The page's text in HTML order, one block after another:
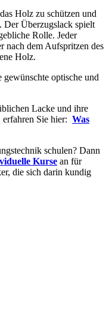
Holz zu schützen und
Der Überzugslack spielt
Rolle. Jeder
nach dem Aufspritzen des
Holz.
optische und
Lacke und ihre
erfahren Sie hier: Was
schulen? Dann
Kurse an für
die sich darin kundig